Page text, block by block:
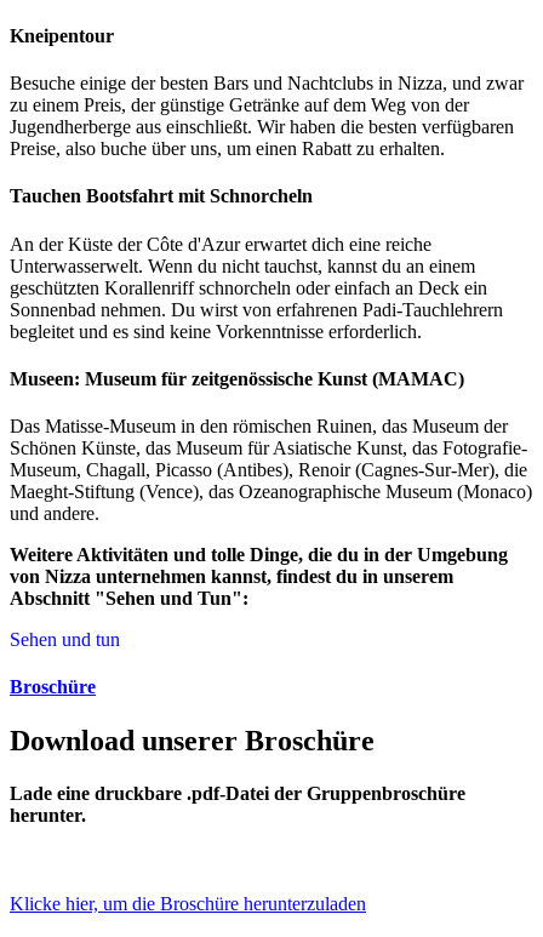
Kneipentour
Besuche einige der besten Bars und Nachtclubs in Nizza, und zwar
zu einem Preis, der günstige Getränke auf dem Weg von der
Jugendherberge aus einschließt. Wir haben die besten verfügbaren
Preise, also buche über uns, um einen Rabatt zu erhalten.
Tauchen Bootsfahrt mit Schnorcheln
An der Küste der Côte d'Azur erwartet dich eine reiche
Unterwasserwelt. Wenn du nicht tauchst, kannst du an einem
geschützten Korallenriff schnorcheln oder einfach an Deck ein
Sonnenbad nehmen. Du wirst von erfahrenen Padi-Tauchlehrern
begleitet und es sind keine Vorkenntnisse erforderlich.
Museen: Museum für zeitgenössische Kunst (MAMAC)
Das Matisse-Museum in den römischen Ruinen, das Museum der
Schönen Künste, das Museum für Asiatische Kunst, das Fotografie-
Museum, Chagall, Picasso (Antibes), Renoir (Cagnes-Sur-Mer), die
Maeght-Stiftung (Vence), das Ozeanographische Museum (Monaco)
und andere.
Weitere Aktivitäten und tolle Dinge, die du in der Umgebung
von Nizza unternehmen kannst, findest du in unserem
Abschnitt "Sehen und Tun":
Sehen und tun
Broschüre
Download unserer Broschüre
Lade eine druckbare .pdf-Datei der Gruppenbroschüre
herunter.
Klicke hier, um die Broschüre herunterzuladen